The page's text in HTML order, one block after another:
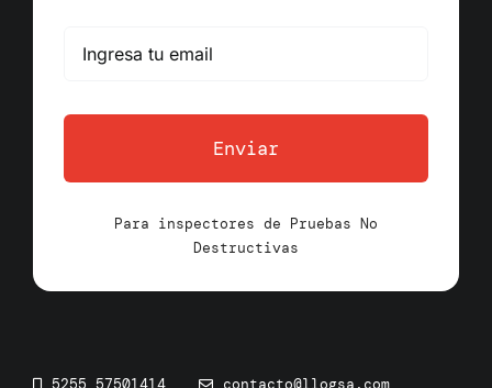
Enviar
Para inspectores de Pruebas No
Destructivas
5255 57501414 contacto@llogsa.com